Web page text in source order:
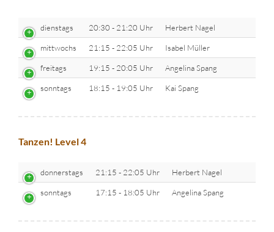
dienstags 20:30 - 21:20 Uhr Herbert Nagel
mittwochs 21:15 - 22:05 Uhr Isabel Müller
freitags 19:15 - 20:05 Uhr Angelina Spang
sonntags 18:15 - 19:05 Uhr Kai Spang
Tanzen! Level 4
donnerstags 21:15 - 22:05 Uhr Herbert Nagel
sonntags 17:15 - 18:05 Uhr Angelina Spang